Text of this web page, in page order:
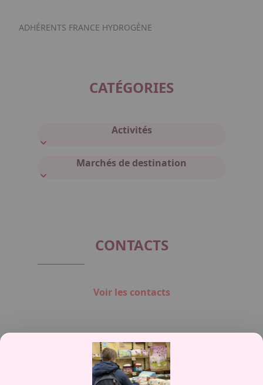
ADHÉRENTS FRANCE HYDROGÈNE
CATÉGORIES
Activités
Marchés de destination
CONTACTS
Voir les contacts